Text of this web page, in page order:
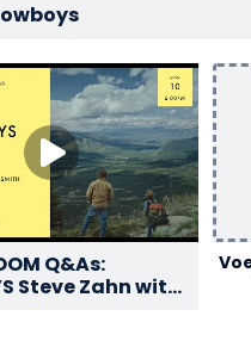
Q&As:
Steve Zahn with